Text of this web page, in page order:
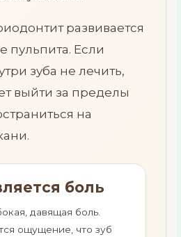
развивается
пульпита. Если
зуба не лечить,
выйти за пределы
на
боль
давящая боль.
ощущение, что зуб